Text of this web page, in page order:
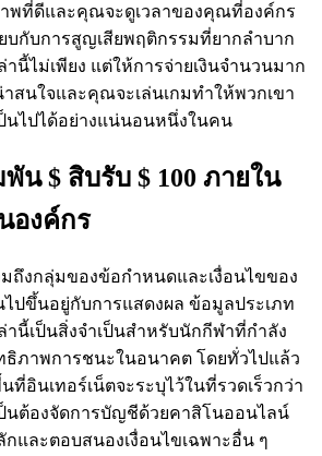
พที่ดีและคุณจะดูเวลาของคุณที่องค์กร
บกับการสูญเสียพฤติกรรมที่ยากลำบาก
านี้ไม่เพียง แต่ให้การจ่ายเงินจำนวนมาก
าสนใจและคุณจะเล่นเกมทำให้พวกเขา
นไปได้อย่างแน่นอนหนึ่งในคน
พัน $ สิบรับ $ 100 ภายใน
องค์กร
ถึงกลุ่มของข้อกำหนดและเงื่อนไขของ
ไปขึ้นอยู่กับการแสดงผล ข้อมูลประเภท
านี้เป็นสิ่งจำเป็นสำหรับนักกีฬาที่กำลัง
ธิภาพการชนะในอนาคต โดยทั่วไปแล้ว
อินเทอร์เน็ตจะระบุไว้ในที่รวดเร็วกว่า
นต้องจัดการบัญชีด้วยคาสิโนออนไลน์
และตอบสนองเงื่อนไขเฉพาะอื่น ๆ